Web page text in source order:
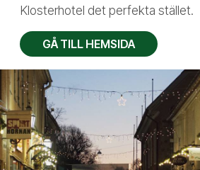
Klosterhotel det perfekta stället.
GÅ TILL HEMSIDA